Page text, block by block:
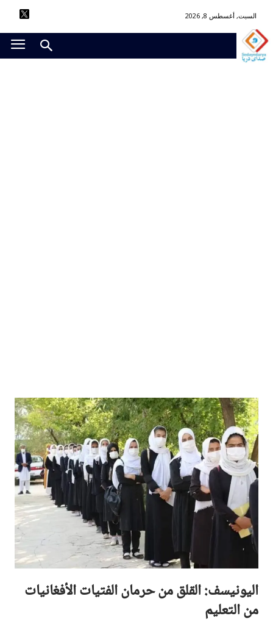
السبت, أغسطس 8, 2026
اليونيسف: القلق من حرمان الفتيات الأفغانيات
من التعليم